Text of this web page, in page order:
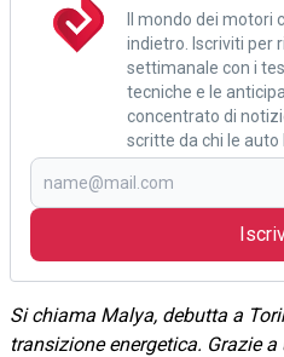
Il mondo dei motori
indietro. Iscriviti per
settimanale con i
tecniche e le
concentrato di
scritte da chi le auto
Si chiama Malya, debutta a
transizione energetica. Grazie